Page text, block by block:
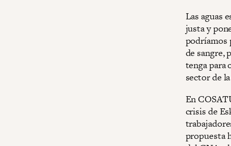
Las aguas
justa y
podríamos
de sangre,
tenga para
sector de
En
crisis de
propuesta